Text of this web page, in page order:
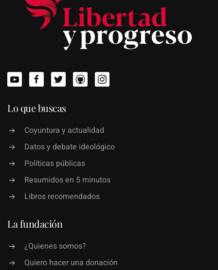
Lo que buscas
Coyuntura y actualidad
Datos y debate ideológico
Políticas públicas
Resumidos en 5 minutos
Libros recomendados
La fundación
¿Quienes somos?
Quiero hacer una donación